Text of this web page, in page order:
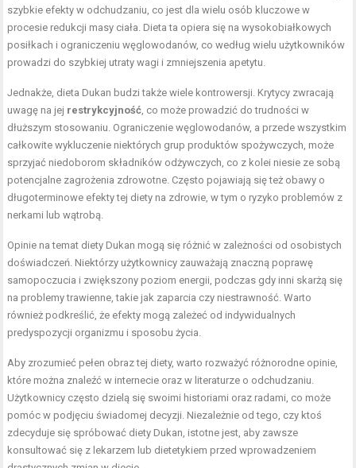
szybkie efekty w odchudzaniu, co jest dla wielu osób kluczowe w
procesie redukcji masy ciała. Dieta ta opiera się na wysokobiałkowych
posiłkach i ograniczeniu węglowodanów, co według wielu użytkowników
prowadzi do szybkiej utraty wagi i zmniejszenia apetytu.
Jednakże, dieta Dukan budzi także wiele kontrowersji. Krytycy zwracają
uwagę na jej restrykcyjność, co może prowadzić do trudności w
dłuższym stosowaniu. Ograniczenie węglowodanów, a przede wszystkim
całkowite wykluczenie niektórych grup produktów spożywczych, może
sprzyjać niedoborom składników odżywczych, co z kolei niesie ze sobą
potencjalne zagrożenia zdrowotne. Często pojawiają się też obawy o
długoterminowe efekty tej diety na zdrowie, w tym o ryzyko problemów z
nerkami lub wątrobą.
Opinie na temat diety Dukan mogą się różnić w zależności od osobistych
doświadczeń. Niektórzy użytkownicy zauważają znaczną poprawę
samopoczucia i zwiększony poziom energii, podczas gdy inni skarżą się
na problemy trawienne, takie jak zaparcia czy niestrawność. Warto
również podkreślić, że efekty mogą zależeć od indywidualnych
predyspozycji organizmu i sposobu życia.
Aby zrozumieć pełen obraz tej diety, warto rozważyć różnorodne opinie,
które można znaleźć w internecie oraz w literaturze o odchudzaniu.
Użytkownicy często dzielą się swoimi historiami oraz radami, co może
pomóc w podjęciu świadomej decyzji. Niezależnie od tego, czy ktoś
zdecyduje się spróbować diety Dukan, istotne jest, aby zawsze
konsultować się z lekarzem lub dietetykiem przed wprowadzeniem